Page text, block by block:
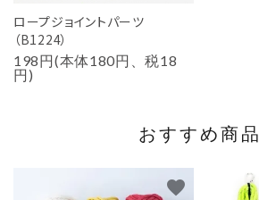
ロープジョイントパーツ
（B1224）
198円(本体180円、税18
円)
おすすめ商品
favorite